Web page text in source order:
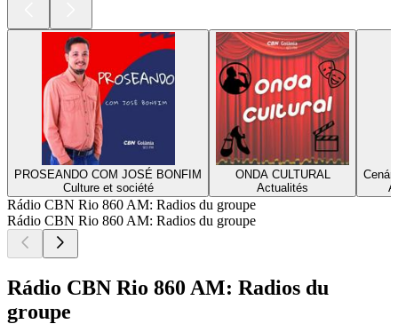
PROSEANDO COM JOSÉ BONFIM
Culture et société
ONDA CULTURAL
Actualités
Rádio CBN Rio 860 AM: Radios du groupe
Rádio CBN Rio 860 AM: Radios du groupe
Rádio CBN Rio 860 AM: Radios du
groupe